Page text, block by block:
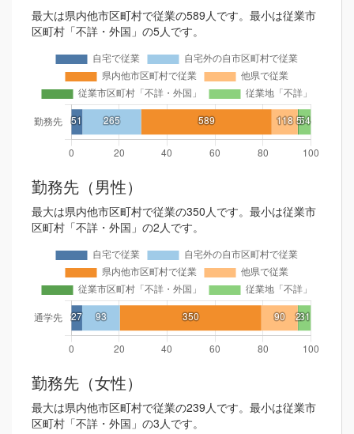
最大は県内他市区町村で従業の589人です。最小は従業市
区町村「不詳・外国」の5人です。
勤務先（男性）
最大は県内他市区町村で従業の350人です。最小は従業市
区町村「不詳・外国」の2人です。
勤務先（女性）
最大は県内他市区町村で従業の239人です。最小は従業市
区町村「不詳・外国」の3人です。